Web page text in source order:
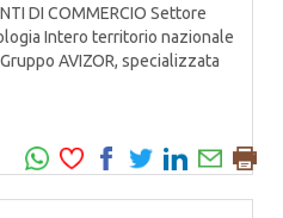
DI COMMERCIO Settore
Intero territorio nazionale
AVIZOR, specializzata